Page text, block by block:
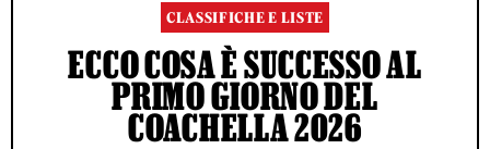
CLASSIFICHE E LISTE
ECCO COSA È SUCCESSO AL
PRIMO GIORNO DEL
COACHELLA 2026